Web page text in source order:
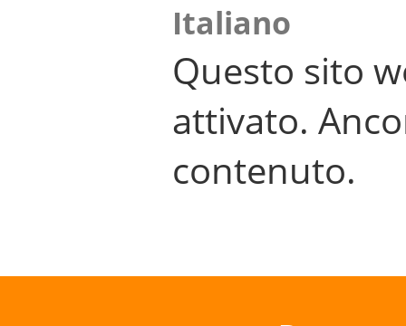
Italiano
Questo sito
attivato.
contenuto.